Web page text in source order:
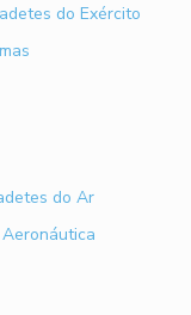
do Exército
do Ar